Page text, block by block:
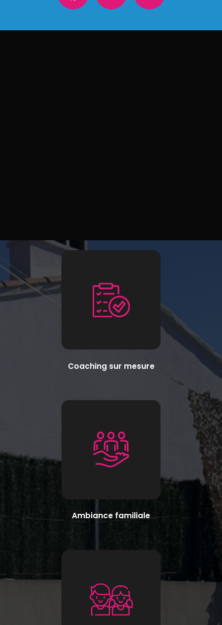
Coaching sur mesure
Ambiance familiale